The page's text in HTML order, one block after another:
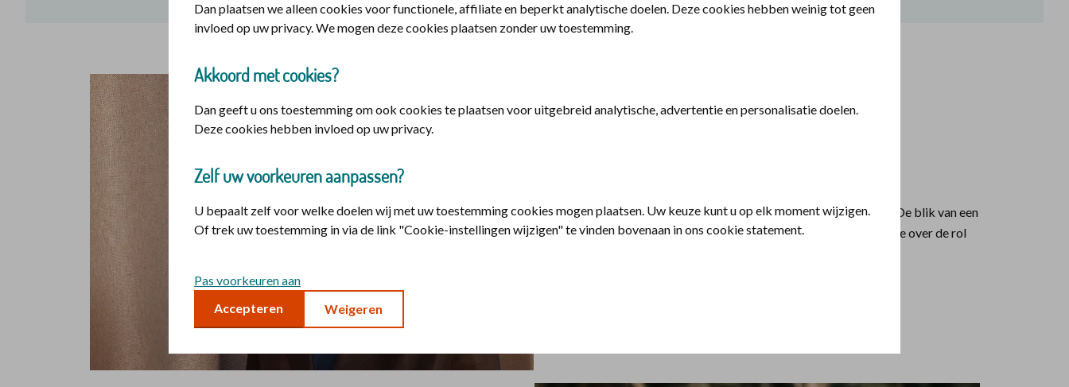
Willie de Jong is kraamverzorgende. Haar mooiste moment? De blik van een
vader als zijn kind net geboren is. In deze podcast vertelt Willie over de rol
Dan plaatsen we alleen cookies voor functionele, affiliate en beperkt analytische doelen. Deze cookies hebben weinig tot geen
invloed op uw privacy. We mogen deze cookies plaatsen zonder uw toestemming.
Akkoord met cookies?
Dan geeft u ons toestemming om ook cookies te plaatsen voor uitgebreid analytische, advertentie en personalisatie doelen.
Deze cookies hebben invloed op uw privacy.
Zelf uw voorkeuren aanpassen?
U bepaalt zelf voor welke doelen wij met uw toestemming cookies mogen plaatsen. Uw keuze kunt u op elk moment wijzigen.
Of trek uw toestemming in via de link "Cookie-instellingen wijzigen" te vinden bovenaan in ons cookie statement.
Pas voorkeuren aan
Accepteren
Weigeren